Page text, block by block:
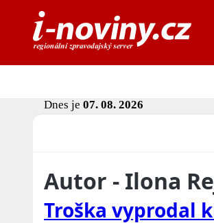
Dnes je 07. 08. 2026
Autor - Ilona
Troška vyprodal